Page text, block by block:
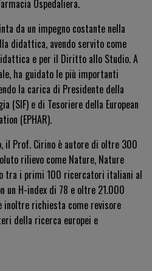
Ospedaliera.
da un impegno costante nella
didattica, avendo servito come
e per il Diritto allo Studio. A
ha guidato le più importanti
la carica di Presidente della
(SIF) e di Tesoriere della European
(EPHAR).
il Prof. Cirino è autore di oltre 300
rilievo come Nature, Nature
tra i primi 100 ricercatori italiani al
un H-index di 78 e oltre 21.000
inoltre richiesta come revisore
della ricerca europei e